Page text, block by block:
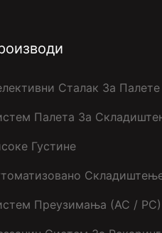
Сталак За Палете
Палета За
Густине
Преузимања (АС / РС)